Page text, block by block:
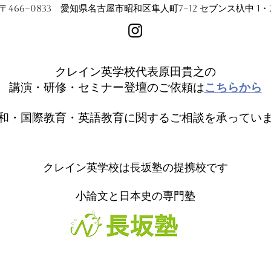
466−0833 愛知県名古屋市昭和区隼人町7−12 セブンス杁中 1・
クレイン英学校代表原田貴之の
講演・研修・セミナー登壇のご依頼はこちらから
・国際教育・英語教育に関するご相談を承ってい
クレイン英学校は長坂塾の提携校です
小論文と日本史の専門塾